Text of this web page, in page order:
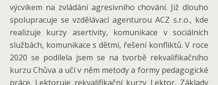
výcvikem na zvládání agresivního chování. Již dlouho
spolupracuje se vzdělávací agenturou ACZ s.r.o., kde
realizuje kurzy asertivity, komunikace v sociálních
službách, komunikace s dětmi, řešení konfliktů. V roce
2020 se podílela jsem se na tvorbě rekvalifikačního
kurzu Chůva a učí v něm metody a formy pedagogické
práce. Lektoruje rekvalifikační kurzy Lektor, Základy